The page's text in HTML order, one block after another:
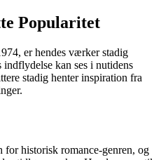
Popularitet
er hendes værker stadig
kan ses i nutidens
stadig henter inspiration fra
for historisk romance-genren, og